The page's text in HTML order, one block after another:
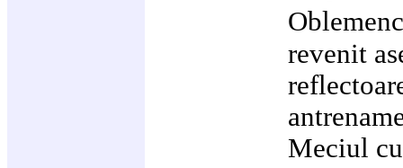
revenit
Meciul